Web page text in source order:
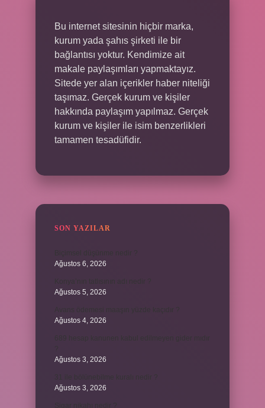
Bu internet sitesinin hiçbir marka,
kurum yada şahıs şirketi ile bir
bağlantısı yoktur. Kendimize ait
makale paylaşımları yapmaktayız.
Sitede yer alan içerikler haber niteliği
taşımaz. Gerçek kurum ve kişiler
hakkında paylaşım yapılmaz. Gerçek
kurum ve kişiler ile isim benzerlikleri
tamamen tesadüfidir.
SON YAZILAR
Ağustos 6, 2026
Ağustos 5, 2026
Ağustos 4, 2026
Ağustos 3, 2026
Ağustos 3, 2026